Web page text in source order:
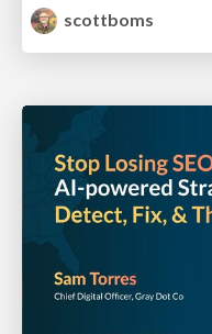
scottboms